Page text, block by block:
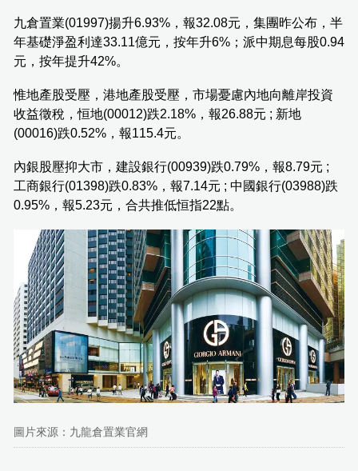
九倉置業(01997)揚升6.93%，報32.08元，集團昨公布，半
年基礎淨盈利達33.11億元，按年升6%；派中期息每股0.94
元，按年提升42%。
惟地產股受壓，港地產股受壓，市場憂慮內地向離岸投資
收益徵稅，恒地(00012)跌2.18%，報26.88元 ; 新地
(00016)跌0.52%，報115.4元。
內銀股壓抑大市，建設銀行(00939)跌0.79%，報8.79元 ;
工商銀行(01398)跌0.83%，報7.14元 ; 中國銀行(03988)跌
0.95%，報5.23元，合共推低恒指22點。
圖片來源：九龍倉置業官網